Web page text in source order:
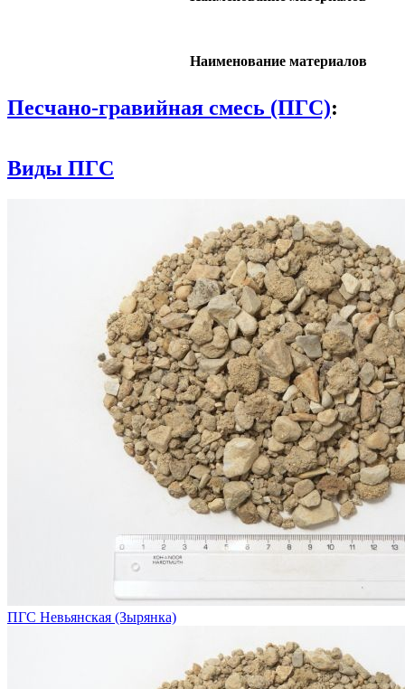
Наименование материалов
Песчано-гравийная смесь (ПГС):
Виды ПГС
ПГС Невьянская (Зырянка)